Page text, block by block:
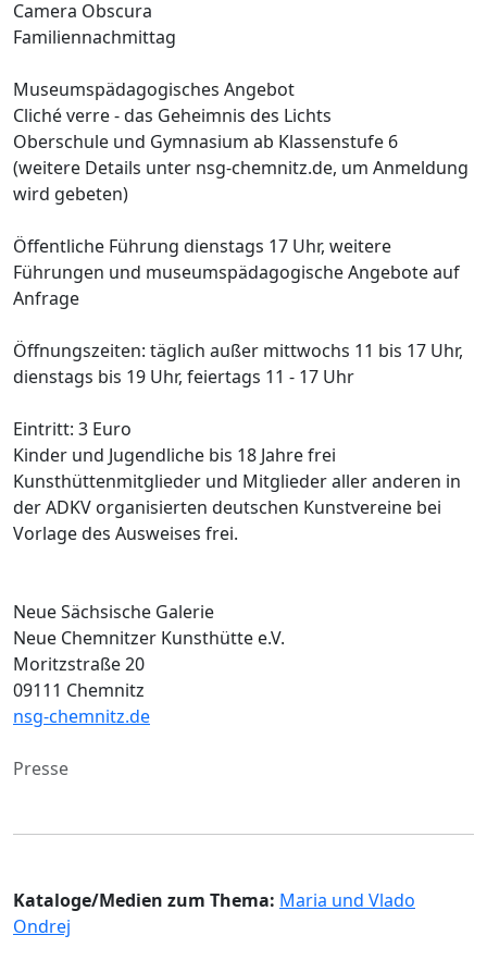
Camera Obscura
Familiennachmittag
Museumspädagogisches Angebot
Cliché verre - das Geheimnis des Lichts
Oberschule und Gymnasium ab Klassenstufe 6
(weitere Details unter nsg-chemnitz.de, um Anmeldung
wird gebeten)
Öffentliche Führung dienstags 17 Uhr, weitere
Führungen und museumspädagogische Angebote auf
Anfrage
Öffnungszeiten: täglich außer mittwochs 11 bis 17 Uhr,
dienstags bis 19 Uhr, feiertags 11 - 17 Uhr
Eintritt: 3 Euro
Kinder und Jugendliche bis 18 Jahre frei
Kunsthüttenmitglieder und Mitglieder aller anderen in
der ADKV organisierten deutschen Kunstvereine bei
Vorlage des Ausweises frei.
Neue Sächsische Galerie
Neue Chemnitzer Kunsthütte e.V.
Moritzstraße 20
09111 Chemnitz
nsg-chemnitz.de
Presse
Kataloge/Medien zum Thema: Maria und Vlado
Ondrej